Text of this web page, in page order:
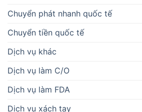
Chuyển phát nhanh quốc tế
Chuyển tiền quốc tế
Dịch vụ khác
Dịch vụ làm C/O
Dịch vụ làm FDA
Dịch vụ xách tay